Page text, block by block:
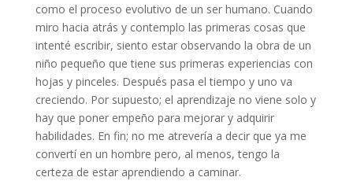
como el proceso evolutivo de un ser humano. Cuando
miro hacia atrás y contemplo las primeras cosas que
intenté escribir, siento estar observando la obra de un
niño pequeño que tiene sus primeras experiencias con
hojas y pinceles. Después pasa el tiempo y uno va
creciendo. Por supuesto; el aprendizaje no viene solo y
hay que poner empeño para mejorar y adquirir
habilidades. En fin; no me atrevería a decir que ya me
convertí en un hombre pero, al menos, tengo la
certeza de estar aprendiendo a caminar.